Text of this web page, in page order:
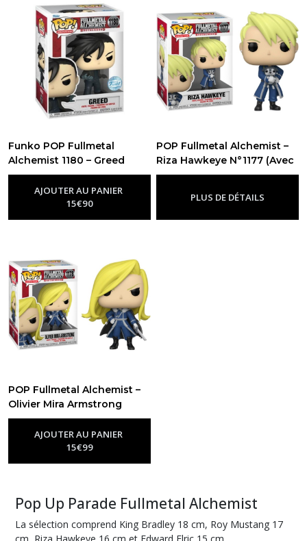
Funko POP Fullmetal
Alchemist 1180 – Greed
Special Edition-Figurines
Funko Pop Fullmetal Alchemist
AJOUTER AU PANIER
15€90
POP Fullmetal Alchemist –
Riza Hawkeye N°1177 (Avec
Black Hayate)-Figurines Funko
PLUS DE DÉTAILS
POP Fullmetal Alchemist –
Olivier Mira Armstrong
N°1178 (Épée)-Figurines Funko
Pop Fullmetal Alchemist
AJOUTER AU PANIER
15€99
Pop Up Parade Fullmetal Alchemist
La sélection comprend King Bradley 18 cm, Roy Mustang 17